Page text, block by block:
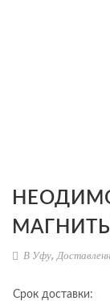
В Уфу,
Срок доставки: